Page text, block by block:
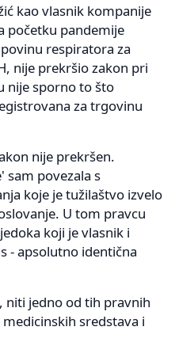
kao vlasnik kompanije
početku pandemije
respiratora za
nije prekršio zakon pri
nije sporno to što
za trgovinu
nije prekršen.
sam povezala s
koje je tužilaštvo izvelo
U tom pravcu
koji je vlasnik i
- apsolutno identična
niti jedno od tih pravnih
sredstava i